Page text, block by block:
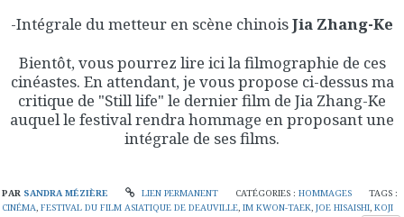
-Intégrale du metteur en scène chinoisJia Zhang-Ke
Bientôt, vous pourrez lire ici la filmographie de ces
cinéastes. En attendant, je vous propose ci-dessus ma
critique de "Still life" le dernier film de Jia Zhang-Ke
auquel le festival rendra hommage en proposant une
intégrale de ses films.
PAR SANDRA MÉZIÈRE LIEN PERMANENT CATÉGORIES :HOMMAGES
TAGS :
CINÉMA, FESTIVAL DU FILM ASIATIQUE DE DEAUVILLE, IM KWON-TAEK, JOE HISAISHI, KOJI